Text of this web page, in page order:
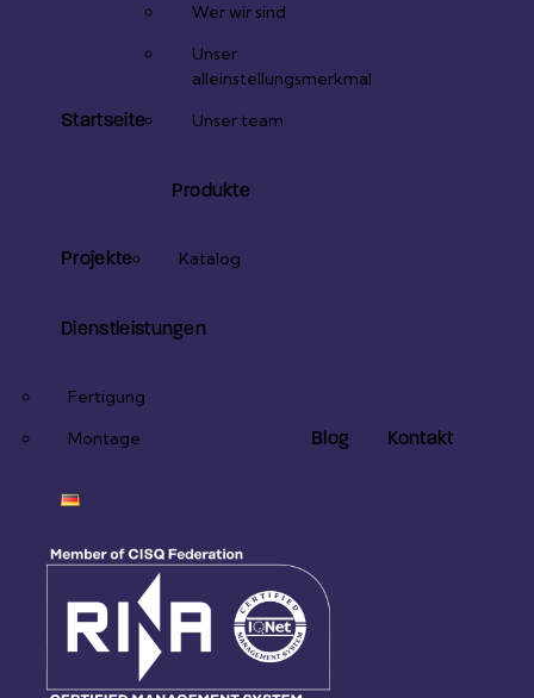
Startseite
Wer wir sind
Unser
alleinstellungsmerkmal
Unser team
Projekte
Produkte
Katalog
Dienstleistungen
Fertigung
Montage
Blog Kontakt